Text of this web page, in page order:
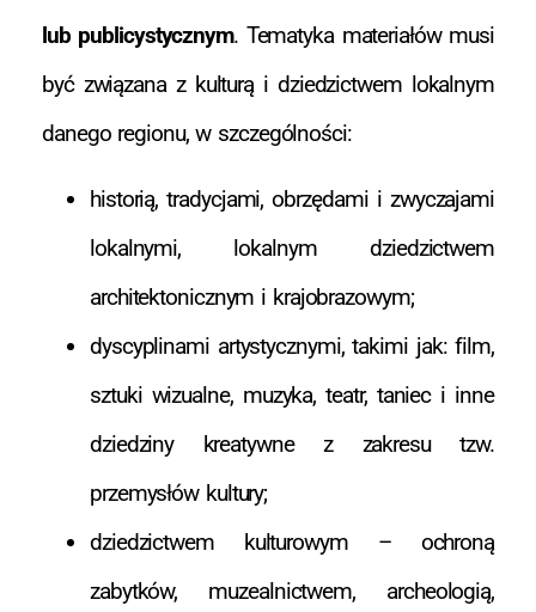
lub publicystycznym. Tematyka materiałów musi
być związana z kulturą i dziedzictwem lokalnym
danego regionu, w szczególności:
historią, tradycjami, obrzędami i zwyczajami
lokalnymi, lokalnym dziedzictwem
architektonicznym i krajobrazowym;
dyscyplinami artystycznymi, takimi jak: film,
sztuki wizualne, muzyka, teatr, taniec i inne
dziedziny kreatywne z zakresu tzw.
przemysłów kultury;
dziedzictwem kulturowym – ochroną
zabytków, muzealnictwem, archeologią,